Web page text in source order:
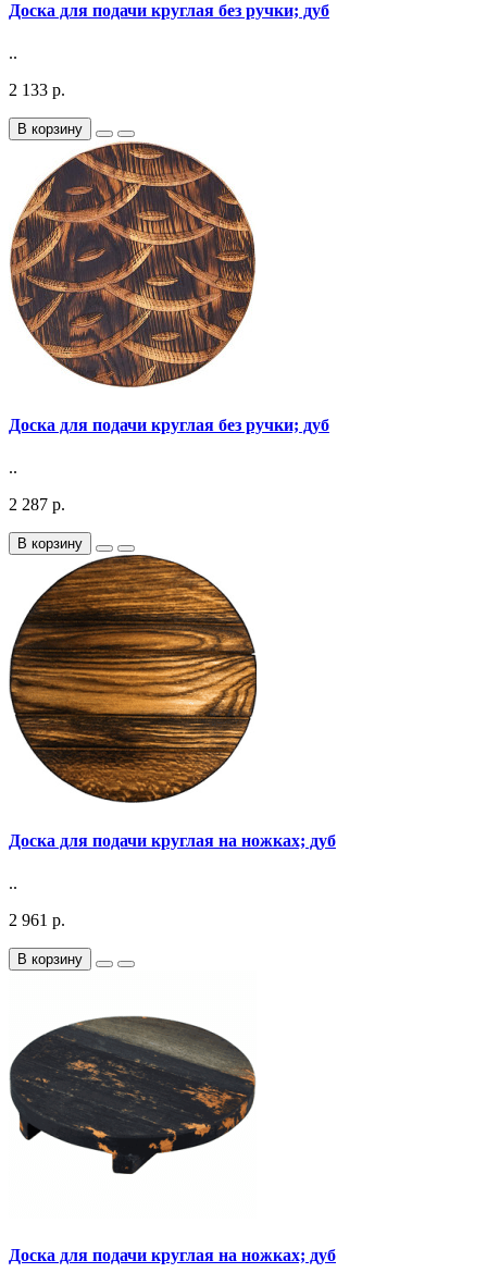
Доска для подачи круглая без ручки; дуб
..
2 133 р.
В корзину
Доска для подачи круглая без ручки; дуб
..
2 287 р.
В корзину
Доска для подачи круглая на ножках; дуб
..
2 961 р.
В корзину
Доска для подачи круглая на ножках; дуб